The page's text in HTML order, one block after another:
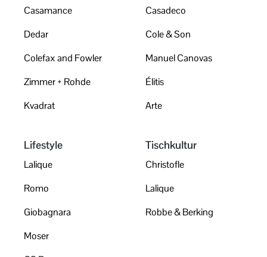
Casamance
Dedar
Colefax and Fowler
Zimmer + Rohde
Kvadrat
Casadeco
Cole & Son
Manuel Canovas
Élitis
Arte
Lifestyle
Lalique
Romo
Giobagnara
Moser
Tischkultur
Christofle
Lalique
Robbe & Berking